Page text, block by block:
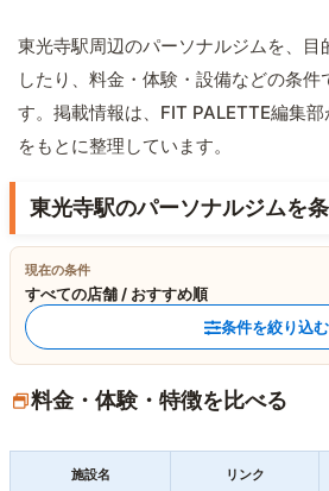
東光寺駅周辺のパーソナルジムを、目
したり、料金・体験・設備などの条件
す。掲載情報は、FIT PALETTE編集
をもとに整理しています。
東光寺駅のパーソナルジムを
現在の条件
すべての店舗 / おすすめ順
条件を絞り込む
料金・体験・特徴を比べる
施設名 リンク